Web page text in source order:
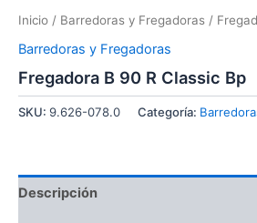
Inicio / Barredoras y Fregadoras /
Barredoras y Fregadoras
Fregadora B 90 R Classic Bp
SKU: 9.626-078.0 Categoría:
Descripción